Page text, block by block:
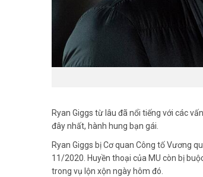
Ryan Giggs từ lâu đã nổi tiếng với các
đây nhất, hành hung bạn gái.
Ryan Giggs bị Cơ quan Công tố Vương
11/2020. Huyền thoại của MU còn bị
trong vụ lộn xộn ngày hôm đó.